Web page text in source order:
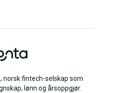
norsk fintech-selskap som
lønn og årsoppgjør.